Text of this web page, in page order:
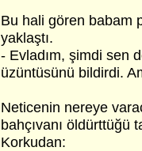
Bu hali gören babam
yaklaştı.
- Evladım, şimdi sen
üzüntüsünü bildirdi.
Neticenin nereye
bahçıvanı öldürttüğü
Korkudan: